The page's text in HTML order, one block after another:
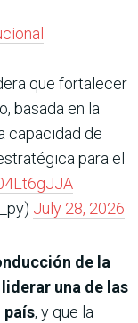
que fortalecer
basada en la
capacidad de
para el
July 28, 2026
de la
una de las
país, y que la